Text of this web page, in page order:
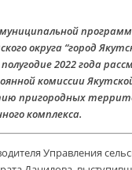
округа “город
2022 года
комиссии
пригородных
комплекса.
Управления